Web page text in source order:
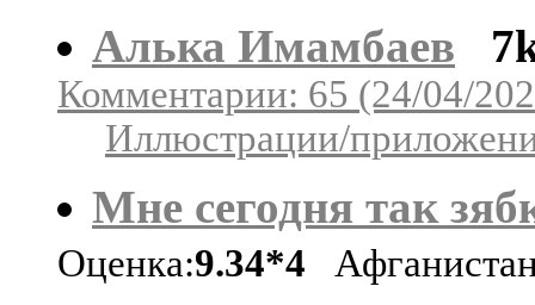
Алька Имамбаев
Комментарии: 65 (24/04/
Иллюстрации/
Мне сегодня так
Оценка:9.34*4